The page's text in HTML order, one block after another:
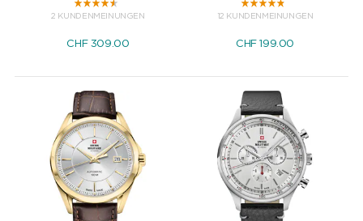
2 KUNDENMEINUNGEN
CHF 309.00
12 KUNDENMEINUNGEN
CHF 199.00